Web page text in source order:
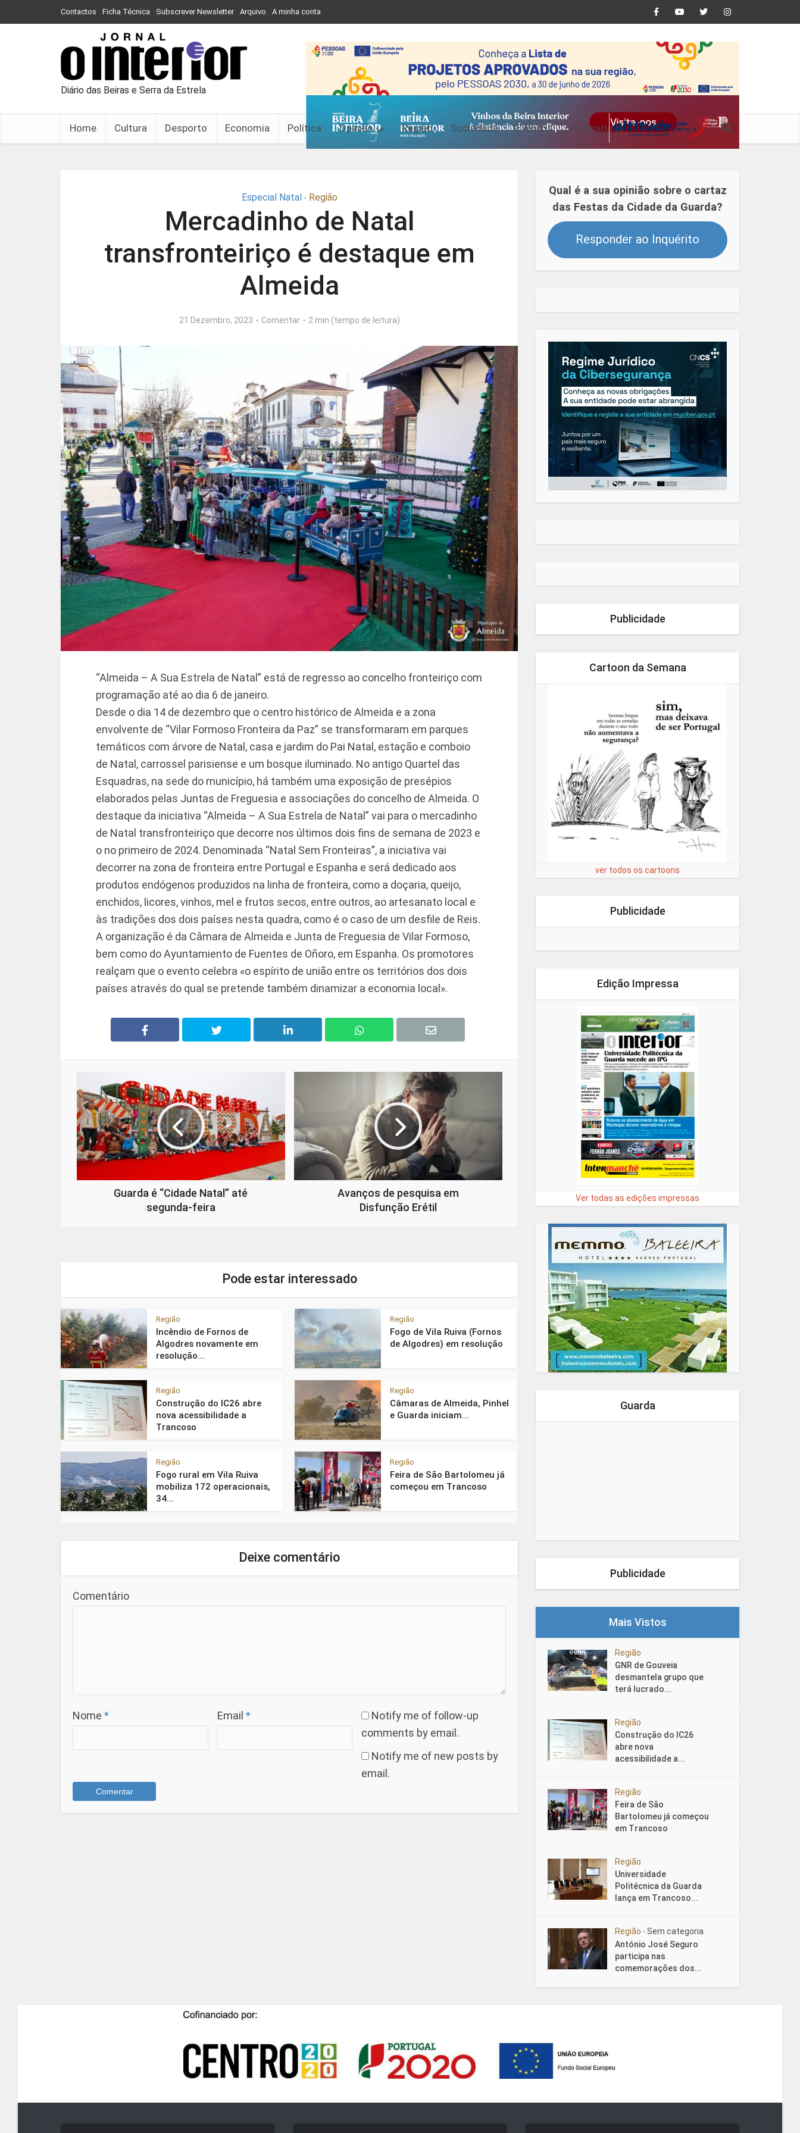
Contactos Ficha Técnica Subscrever Newsletter Arquivo A minha conta
Diário das Beiras e Serra da Estrela
Home Cultura Desporto Economia Política Opinião Região Sociedade Eventos Assinaturas
Especial Natal • Região
Mercadinho de Natal
transfronteiriço é destaque em
Almeida
21 Dezembro, 2023 Comentar 2 min (tempo de leitura)
“Almeida – A Sua Estrela de Natal” está de regresso ao concelho fronteiriço com
programação até ao dia 6 de janeiro.
Desde o dia 14 de dezembro que o centro histórico de Almeida e a zona
envolvente de “Vilar Formoso Fronteira da Paz” se transformaram em parques
temáticos com árvore de Natal, casa e jardim do Pai Natal, estação e comboio
de Natal, carrossel parisiense e um bosque iluminado. No antigo Quartel das
Esquadras, na sede do município, há também uma exposição de presépios
elaborados pelas Juntas de Freguesia e associações do concelho de Almeida. O
destaque da iniciativa “Almeida – A Sua Estrela de Natal” vai para o mercadinho
de Natal transfronteiriço que decorre nos últimos dois fins de semana de 2023 e
o no primeiro de 2024. Denominada “Natal Sem Fronteiras”, a iniciativa vai
decorrer na zona de fronteira entre Portugal e Espanha e será dedicado aos
produtos endógenos produzidos na linha de fronteira, como a doçaria, queijo,
enchidos, licores, vinhos, mel e frutos secos, entre outros, ao artesanato local e
às tradições dos dois países nesta quadra, como é o caso de um desfile de Reis.
A organização é da Câmara de Almeida e Junta de Freguesia de Vilar Formoso,
bem como do Ayuntamiento de Fuentes de Oñoro, em Espanha. Os promotores
realçam que o evento celebra «o espírito de união entre os territórios dos dois
países através do qual se pretende também dinamizar a economia local».
Guarda é “Cidade Natal” até
segunda-feira
Avanços de pesquisa em
Disfunção Erétil
Pode estar interessado
Região
Incêndio de Fornos de
Algodres novamente em
resolução...
Região
Fogo de Vila Ruiva (Fornos
de Algodres) em resolução
Região
Construção do IC26 abre
nova acessibilidade a
Trancoso
Região
Câmaras de Almeida, Pinhel
e Guarda iniciam...
Região
Fogo rural em Vila Ruiva
mobiliza 172 operacionais,
34...
Região
Feira de São Bartolomeu já
começou em Trancoso
Deixe comentário
Comentário
Nome * Email *
Notify me of follow-up
comments by email.
Notify me of new posts by
email.
Qual é a sua opinião sobre o cartaz
das Festas da Cidade da Guarda?
Responder ao Inquérito
Publicidade
Cartoon da Semana
ver todos os cartoons
Publicidade
Edição Impressa
Ver todas as edições impressas
Guarda
Publicidade
Mais Vistos
Região
GNR de Gouveia
desmantela grupo que
terá lucrado...
Região
Construção do IC26
abre nova
acessibilidade a...
Região
Feira de São
Bartolomeu já começou
em Trancoso
Região
Universidade
Politécnica da Guarda
lança em Trancoso...
Região • Sem categoria
António José Seguro
participa nas
comemorações dos...